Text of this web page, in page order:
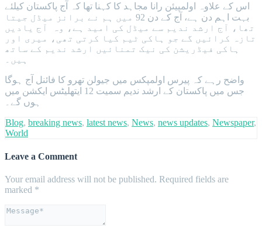
اس کے علاوہ اولمپیئن رانا مجاہد کا کہنا تھا کہ آج پاکستان کیلئے
بہت اہم دن ہے، آج کے دن 92 میں ہم نے برانز میڈل جیتا
تھا، آج ارشد ندیم سے میڈل کی امید ہے، وہ آج یادیں
تازہ کرائیں گے جو ہاکی ٹیم کیا کرتی تھی، میری اور
ہاکی فیڈریشن کی نیک تمنائیں ارشد ندیم کے ساتھ
ہیں۔
واضح رہے کہ پیرس اولمپکس میں جیولن تھرو کا فائنل آج ہوگا
جس میں پاکستان کے ارشد ندیم سمیت 12 ایتھلیٹس ایکشن میں
ہوں گے۔
Blog, breaking news, latest news, News, news updates, Newspaper,
World
Leave a Comment
Your email address will not be published. Required fields are
marked *